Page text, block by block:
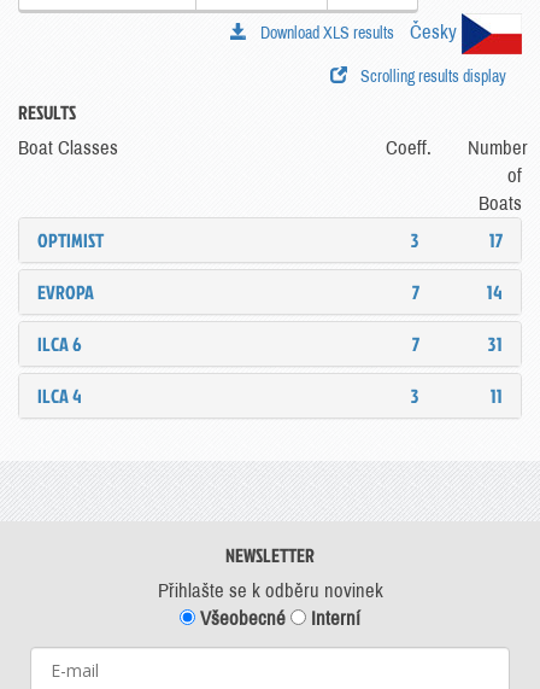
Česky
Download XLS results
Scrolling results display
RESULTS
Boat Classes Coeff.
Number
of
Boats
OPTIMIST 3
17
EVROPA
7
14
ILCA 6
7
31
ILCA 4
3 11
NEWSLETTER
Přihlašte se k odběru novinek
Všeobecné
Interní